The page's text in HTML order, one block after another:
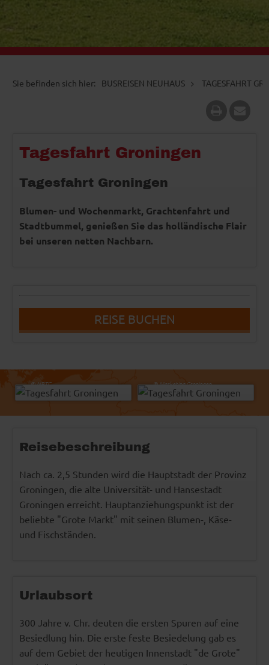
BUSREISEN NEUHAUS TAGESFAHRT
Tagesfahrt Groningen
Tagesfahrt Groningen
Blumen- und Wochenmarkt, Grachtenfahrt und
Stadtbummel, genießen Sie das holländische Flair
bei unseren netten Nachbarn.
REISE BUCHEN
© NBTC
© Marketing Groningen
Reisebeschreibung
Nach ca. 2,5 Stunden wird die Hauptstadt der Provinz
Groningen, die alte Universität- und Hansestadt
Groningen erreicht. Hauptanziehungspunkt ist der
beliebte "Grote Markt" mit seinen Blumen-, Käse-
und Fischständen.
Urlaubsort
300 Jahre v. Chr. deuten die ersten Spuren auf eine
Besiedlung hin. Die erste feste Besiedelung gab es
auf dem Gebiet der heutigen Innenstadt "de Grote"